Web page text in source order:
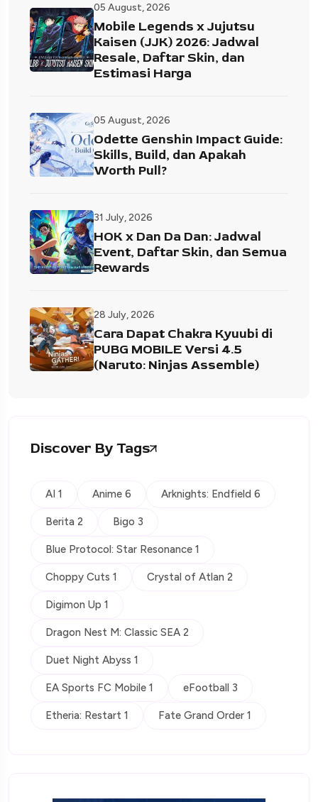
05 August, 2026
Mobile Legends x Jujutsu
Kaisen (JJK) 2026: Jadwal
Resale, Daftar Skin, dan
Estimasi Harga
05 August, 2026
Odette Genshin Impact Guide:
Skills, Build, dan Apakah
Worth Pull?
31 July, 2026
HOK x Dan Da Dan: Jadwal
Event, Daftar Skin, dan Semua
Rewards
28 July, 2026
Cara Dapat Chakra Kyuubi di
PUBG MOBILE Versi 4.5
(Naruto: Ninjas Assemble)
Discover By Tags
AI 1 Anime 6 Arknights: Endfield 6
Berita 2 Bigo 3
Blue Protocol: Star Resonance 1
Choppy Cuts 1 Crystal of Atlan 2
Digimon Up 1
Dragon Nest M: Classic SEA 2
Duet Night Abyss 1
EA Sports FC Mobile 1 eFootball 3
Etheria: Restart 1 Fate Grand Order 1